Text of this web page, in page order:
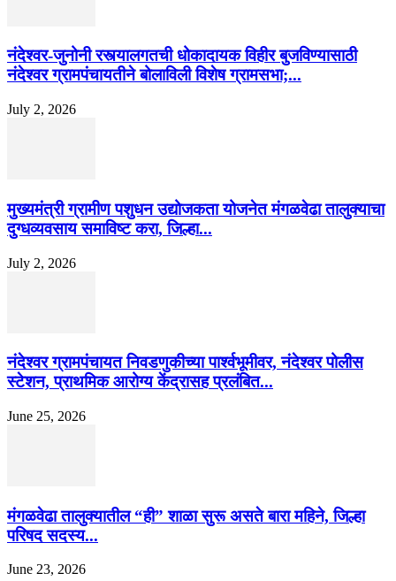
नंदेश्वर-जुनोनी रस्त्यालगतची धोकादायक विहीर बुजविण्यासाठी
नंदेश्वर ग्रामपंचायतीने बोलाविली विशेष ग्रामसभा;...
July 2, 2026
मुख्यमंत्री ग्रामीण पशुधन उद्योजकता योजनेत मंगळवेढा तालुक्याचा
दुग्धव्यवसाय समाविष्ट करा, जिल्हा...
July 2, 2026
नंदेश्वर ग्रामपंचायत निवडणुकीच्या पार्श्वभूमीवर, नंदेश्वर पोलीस
स्टेशन, प्राथमिक आरोग्य केंद्रासह प्रलंबित...
June 25, 2026
मंगळवेढा तालुक्यातील “ही” शाळा सुरू असते बारा महिने, जिल्हा
परिषद सदस्य...
June 23, 2026